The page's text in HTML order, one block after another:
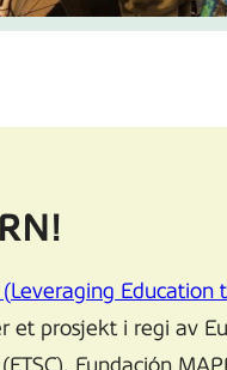
(Leveraging Education
et prosjekt i regi av
Fundación